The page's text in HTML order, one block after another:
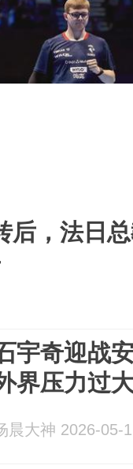
后，法日
宇奇迎战
界压力过
晨大神 2026-05-